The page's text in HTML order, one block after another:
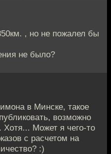
, но не пожалел бы
не было?
в Минске, такое
возможно
Может я чего-то
с расчетом на
:)